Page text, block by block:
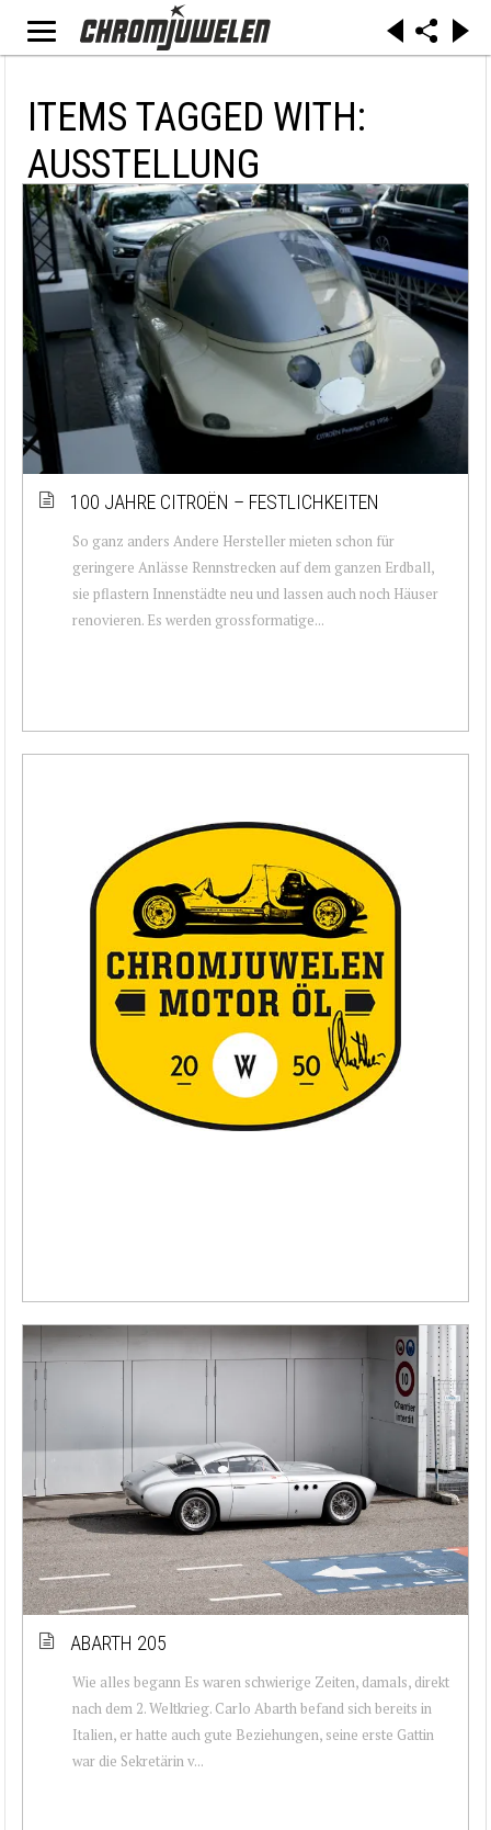
ITEMS TAGGED WITH:
AUSSTELLUNG
100 JAHRE CITROËN – FESTLICHKEITEN
So ganz anders Andere Hersteller mieten schon für
geringere Anlässe Rennstrecken auf dem ganzen Erdball,
sie pflastern Innenstädte neu und lassen auch noch Häuser
renovieren. Es werden grossformatige...
ABARTH 205
Wie alles begann Es waren schwierige Zeiten, damals, direkt
nach dem 2. Weltkrieg. Carlo Abarth befand sich bereits in
Italien, er hatte auch gute Beziehungen, seine erste Gattin
war die Sekretärin v...